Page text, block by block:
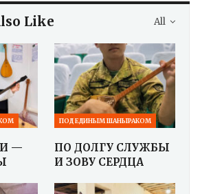
All
Like
—
ПОД ЕДИНЫМ ШАНЫРАКОМ
ПО ДОЛГУ СЛУЖБЫ
И ЗОВУ СЕРДЦА